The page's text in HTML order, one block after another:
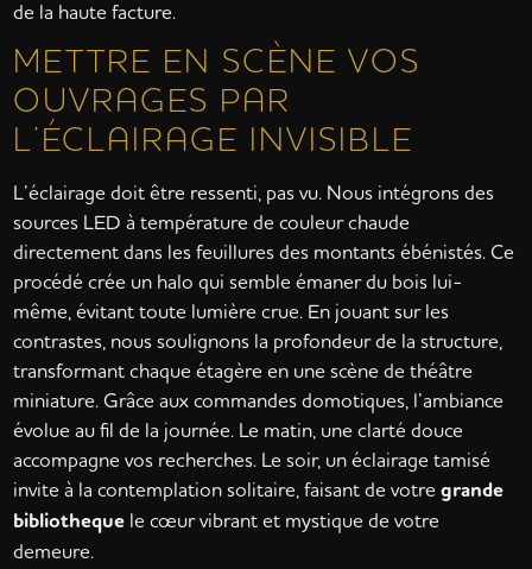
de la haute facture.
METTRE EN SCÈNE VOS
OUVRAGES PAR
L’ÉCLAIRAGE INVISIBLE
L’éclairage doit être ressenti, pas vu. Nous intégrons des
sources LED à température de couleur chaude
directement dans les feuillures des montants ébénistés. Ce
procédé crée un halo qui semble émaner du bois lui-
même, évitant toute lumière crue. En jouant sur les
contrastes, nous soulignons la profondeur de la structure,
transformant chaque étagère en une scène de théâtre
miniature. Grâce aux commandes domotiques, l’ambiance
évolue au fil de la journée. Le matin, une clarté douce
accompagne vos recherches. Le soir, un éclairage tamisé
invite à la contemplation solitaire, faisant de votregrande
bibliotheque le cœur vibrant et mystique de votre
demeure.